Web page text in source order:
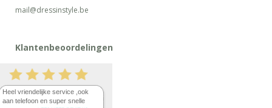
mail@dressinstyle.be
Klantenbeoordelingen